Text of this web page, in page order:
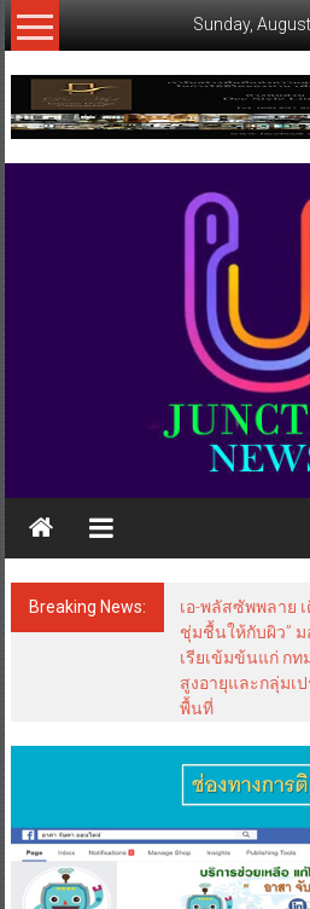
Skip
to
Sunday,
เว็บ
ข่าว
Breaking News:
เอ-พลัสซัพพลาย
ชุ่มชื้นให้กับผิว”
เรียเข้มข้นแก่ กท
สูงอายุและกลุ่มเ
พื้นที่